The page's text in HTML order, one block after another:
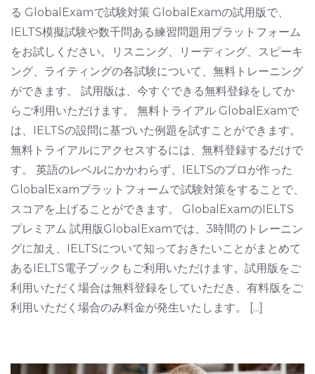
る GlobalExamで試験対策 GlobalExamの試用版で、
IELTS模擬試験や数千問ある練習問題用プラットフォーム
をお試しください。リスニング、リーディング、スピーキ
ング、ライティングの各試験について、無料トレーニング
ができます。 試用版は、今すぐできる無料登録をしてか
らご利用いただけます。 無料トライアル GlobalExamで
は、IELTSの設問に基づいた例題を試すことができます。
無料トライアルにアクセスするには、無料登録するだけで
す。 英語のレベルにかかわらず、IELTSのプロが作った
GlobalExamプラットフォームで試験対策をすることで、
スコアを上げることができます。 GlobalExamのIELTS
プレミアム 試用版GlobalExamでは、3時間のトレーニン
グに加え、IELTSについて知っておきたいことがまとめて
あるIELTS電子ブックもご利用いただけます。試用版をご
利用いただく場合は無料登録をしていただき、有料版をご
利用いただく場合のみ料金が発生いたします。 [...]